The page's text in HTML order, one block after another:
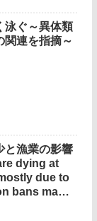
泳ぐ～異体類
関連を指摘～
と漁業の影響
dying at
due to
bans may